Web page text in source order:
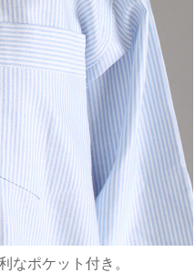
なポケット付き。